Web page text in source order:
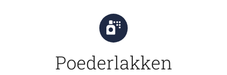
Poederlakken